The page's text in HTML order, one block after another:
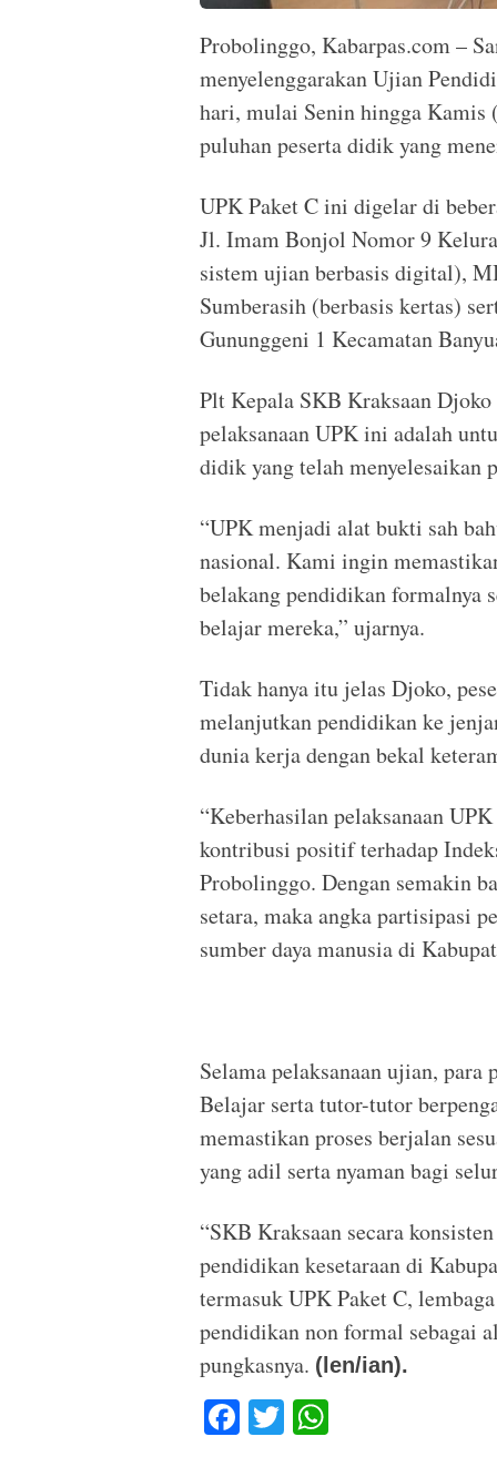
Probolinggo, Kabarpas.com –
menyelenggarakan Ujian
hari, mulai Senin hingga
puluhan peserta didik yang
UPK Paket C ini digelar di
Jl. Imam Bonjol Nomor 9
sistem ujian berbasis digital),
Sumberasih (berbasis kertas)
Gununggeni 1 Kecamatan
Plt Kepala SKB Kraksaan
pelaksanaan UPK ini adalah
didik yang telah menyelesaikan
“UPK menjadi alat bukti sah
nasional. Kami ingin
belakang pendidikan formalnya
belajar mereka,” ujarnya.
Tidak hanya itu jelas Djoko,
melanjutkan pendidikan ke
dunia kerja dengan bekal
“Keberhasilan pelaksanaan
kontribusi positif terhadap
Probolinggo. Dengan semakin
setara, maka angka partisipasi
sumber daya manusia di
Selama pelaksanaan ujian,
Belajar serta tutor-tutor
memastikan proses berjalan
yang adil serta nyaman bagi
“SKB Kraksaan secara
pendidikan kesetaraan di
termasuk UPK Paket C,
pendidikan non formal sebagai
pungkasnya. (len/ian).
F
T